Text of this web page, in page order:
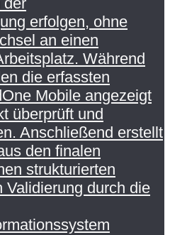
erfolgen, ohne
an einen
Während
die erfassten
Mobile angezeigt
überprüft und
Anschließend erstellt
den finalen
strukturierten
Validierung durch die